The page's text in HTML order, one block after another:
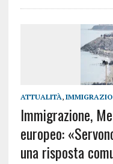
ATTUALITÀ,
Immigrazione,
europeo:
una risposta